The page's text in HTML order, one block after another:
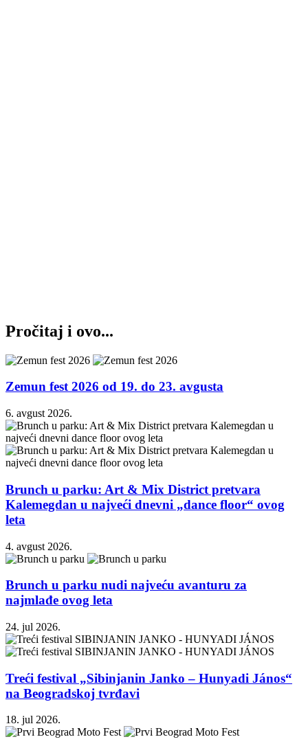
Pročitaj i ovo...
Zemun fest 2026 od 19. do 23. avgusta
6. avgust 2026.
Brunch u parku: Art & Mix District pretvara
Kalemegdan u najveći dnevni „dance floor“ ovog
leta
4. avgust 2026.
Brunch u parku nudi najveću avanturu za
najmlađe ovog leta
24. jul 2026.
Treći festival „Sibinjanin Janko – Hunyadi János“
na Beogradskoj tvrđavi
18. jul 2026.